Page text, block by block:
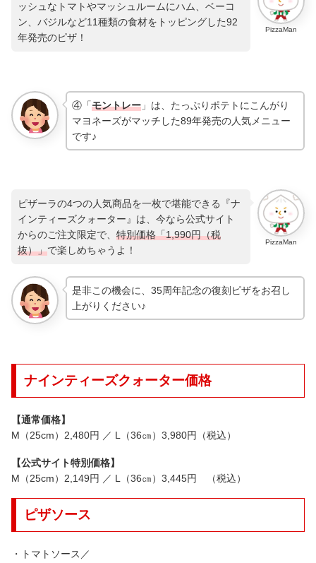
PizzaMan
ッシュなトマトやマッシュルームにハム、ベーコ
ン、バジルなど11種類の食材をトッピングした92
年発売のピザ！
④「モントレー」は、たっぷりポテトにこんがり
マヨネーズがマッチした89年発売の人気メニュー
です♪
PizzaMan
ピザーラの4つの人気商品を一枚で堪能できる『ナ
インティーズクォーター』は、今なら公式サイト
からのご注文限定で、 特別価格「1,990円（税
抜）」で楽しめちゃうよ！
是非この機会に、35周年記念の復刻ピザをお召し
上がりください♪
ナインティーズクォーター価格
【通常価格】
M（25cm）2,480円 ／ L（36㎝）3,980円（税込）
【公式サイト特別価格】
M（25cm）2,149円 ／ L（36㎝）3,445円 （税込）
ピザソース
・トマトソース／